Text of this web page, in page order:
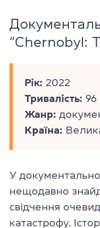
“Chernobyl:
Рік: 2022
Тривалість: 96
Жанр:
Країна:
У
нещодавно
свідчення
катастрофу.